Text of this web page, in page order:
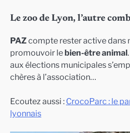
Le zoo de Lyon, l’autre
PAZcompte rester active dans
promouvoir le bien-être animal
aux élections municipales
chères à l’association…
Ecoutez aussi : CrocoParc : le
lyonnais